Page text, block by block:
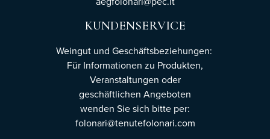
KUNDENSERVICE
Weingut und Geschäftsbeziehungen:
Für Informationen zu Produkten,
Veranstaltungen oder
geschäftlichen Angeboten
wenden Sie sich bitte per:
folonari@tenutefolonari.com